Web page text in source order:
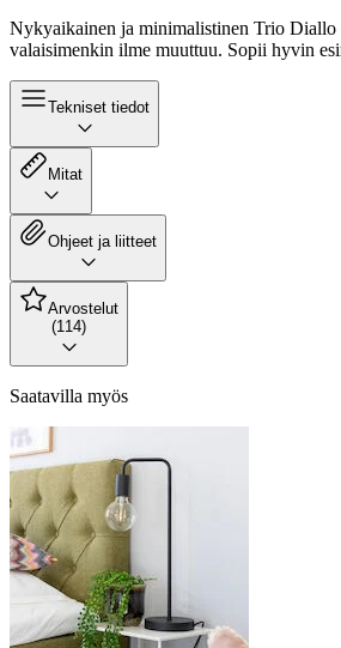
Nykyaikainen ja minimalistinen Trio Diallo
valaisimenkin ilme muuttuu. Sopii hyvin
Tekniset tiedot
Mitat
Ohjeet ja liitteet
Arvostelut
(114)
Saatavilla myös